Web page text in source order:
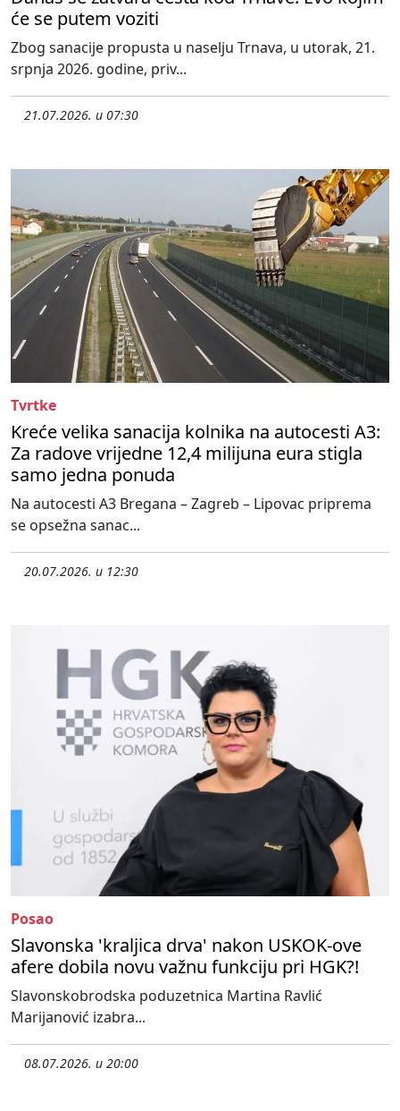
će se putem voziti
Zbog sanacije propusta u naselju Trnava, u utorak, 21.
srpnja 2026. godine, priv...
21.07.2026. u 07:30
Tvrtke
Kreće velika sanacija kolnika na autocesti A3:
Za radove vrijedne 12,4 milijuna eura stigla
samo jedna ponuda
Na autocesti A3 Bregana – Zagreb – Lipovac priprema
se opsežna sanac...
20.07.2026. u 12:30
Posao
Slavonska 'kraljica drva' nakon USKOK-ove
afere dobila novu važnu funkciju pri HGK?!
Slavonskobrodska poduzetnica Martina Ravlić
Marijanović izabra...
08.07.2026. u 20:00